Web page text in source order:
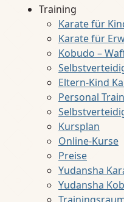
Training
Karate für
Karate für
Kobudo –
Eltern-Kind
Personal
Kursplan
Online-Kurse
Preise
Yudansha
Yudansha